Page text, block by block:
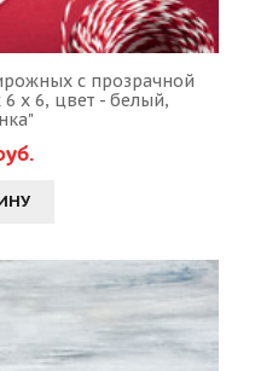
с прозрачной
х 6, цвет - белый,